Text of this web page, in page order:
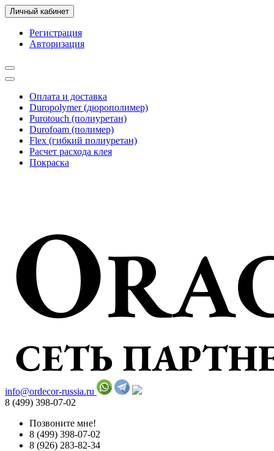
Личный кабинет
Регистрация
Авторизация
Оплата и доставка
Duropolymer (дюрополимер)
Purotouch (полиуретан)
Durofoam (полимер)
Flex (гибкий полиуретан)
Расчет расхода клея
Покраска
info@ordecor-russia.ru
8 (499) 398-07-02
Позвоните мне!
8 (499) 398-07-02
8 (926) 283-82-34